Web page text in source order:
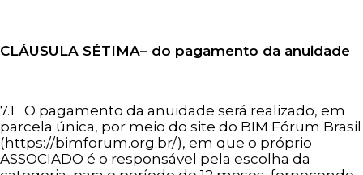
CLÁUSULA SÉTIMA– do pagamento da anuidade
7.1 O pagamento da anuidade será realizado, em
parcela única, por meio do site do BIM Fórum Brasil
(https://bimforum.org.br/), em que o próprio
ASSOCIADO é o responsável pela escolha da